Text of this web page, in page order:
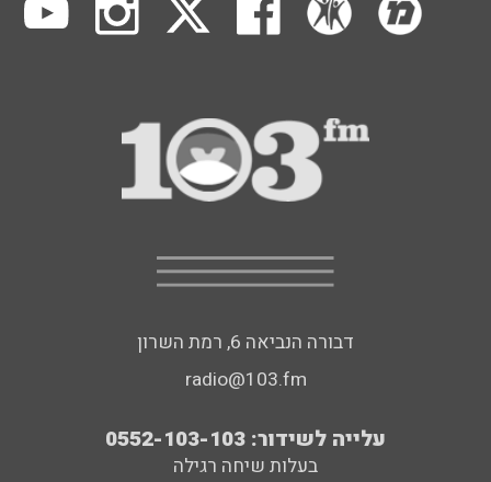
דבורה הנביאה 6, רמת השרון
radio@103.fm
עלייה לשידור: 0552-103-103
בעלות שיחה רגילה